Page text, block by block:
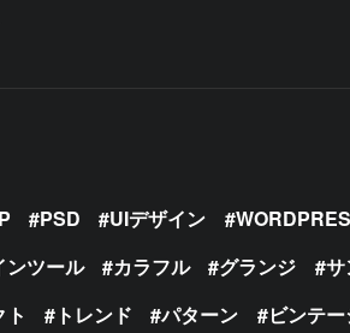
PSD UIデザイン
ンツール カラフル グランジ サ
トレンド パターン ビンテー